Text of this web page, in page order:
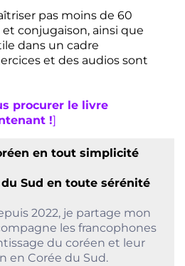
pas moins de 60
conjugaison, ainsi que
dans un cadre
et des audios sont
procurer le livre
!]
en tout simplicité
Sud en toute sérénité
2022, je partage mon
les francophones
du coréen et leur
en Corée du Sud.